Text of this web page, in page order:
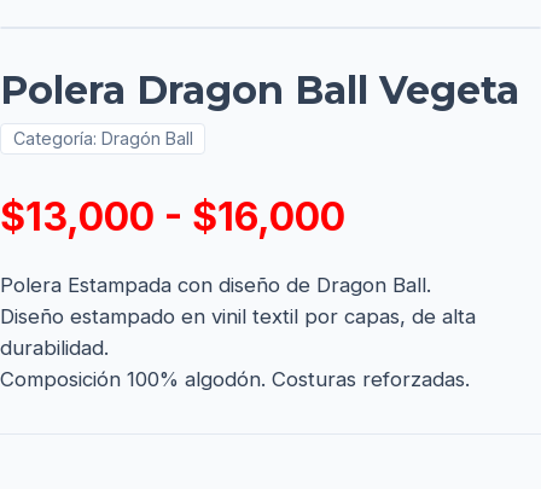
Polera Dragon Ball Vegeta
Categoría: Dragón Ball
$13,000 - $16,000
Polera Estampada con diseño de Dragon Ball.
Diseño estampado en vinil textil por capas, de alta
durabilidad.
Composición 100% algodón. Costuras reforzadas.